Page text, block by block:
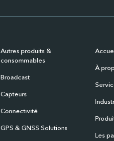
Autres produits &
consommables
Broadcast
Capteurs
Connectivité
GPS & GNSS Solutions
À
Les